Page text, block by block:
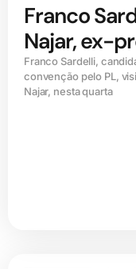
Franco
Najar, ex-
Franco Sardelli,
convenção pelo PL,
Najar, nesta quarta